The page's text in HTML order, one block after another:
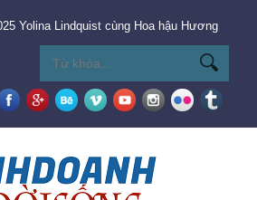
Yolina Lindquist cùng Hoa hậu Hương